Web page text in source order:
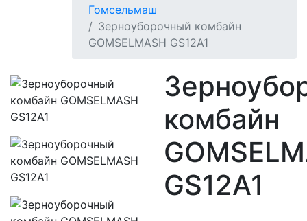
Гомсельмаш
Зерноуборочный комбайн
GOMSELMASH GS12A1
комбайн
GS12A1